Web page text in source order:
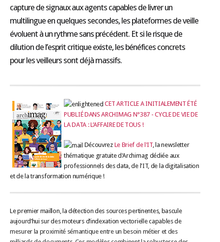
capture de signaux aux agents capables de livrer un
multilingue en quelques secondes, les plateformes de veille
évoluent à un rythme sans précédent. Et si le risque de
dilution de l’esprit critique existe, les bénéfices concrets
pour les veilleurs sont déjà massifs.
CET ARTICLE A INITIALEMENT ÉTÉ
PUBLIÉ DANS ARCHIMAG N°387 - CYCLE DE VIE DE
LA DATA : L’AFFAIRE DE TOUS !
Découvrez Le Brief de l'IT, la newsletter
thématique gratuite d'Archimag dédiée aux
professionnels des data, de l'IT, de la digitalisation
et de la transformation numérique !
Le premier maillon, la détection des sources pertinentes, bascule
aujourd’hui sur des moteurs d’indexation vectorielle capables de
mesurer la proximité sémantique entre un besoin métier et des